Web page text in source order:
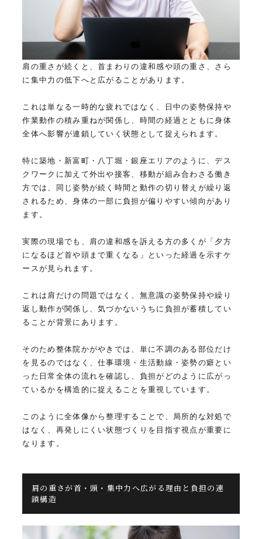
肩の重さが続くと、首まわりの違和感や頭の重さ、さら
に集中力の低下へと広がることがあります。
これは単なる一時的な疲れではなく、日中の姿勢保持や
作業動作の積み重ねが関係し、時間の経過とともに身体
全体へ影響が連鎖していく状態として捉えられます。
特に築地・新富町・八丁堀・銀座エリアのように、デス
クワークに加えて外出や接客、移動が組み合わさる働き
方では、同じ姿勢が続く時間と動作の切り替えが繰り返
されるため、身体の一部に負担が偏りやすい傾向があり
ます。
実際の現場でも、肩の違和感を訴える方の多くが「夕方
になるほど首や頭まで重くなる」といった経過を示すケ
ースが見られます。
これは肩だけの問題ではなく、無意識の姿勢保持や繰り
返し動作が関係し、気づかないうちに負担が蓄積してい
ることが背景にあります。
そのため整体院かがやきでは、単に不調のある部位だけ
を見るのではなく、仕事環境・生活動線・姿勢の癖とい
った日常全体の流れを確認し、負担がどのように広がっ
ているかを構造的に捉えることを重視しています。
このように全体像から整理することで、局所的な対処で
はなく、再発しにくい状態づくりを目指す視点が重要に
なります。
肩の重さが首・頭・集中力へ広がる理由と負担の連
鎖構造